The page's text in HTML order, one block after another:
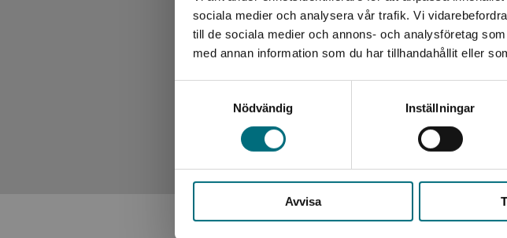
sociala medier och analysera vår trafik. Vi
till de sociala medier och annons- och analysföretag
med annan information som du har tillhandahållit eller
Nödvändig
Inställningar
Avvisa
en enhet utanför
utanför Sverige. För att
leveransadressen vara i